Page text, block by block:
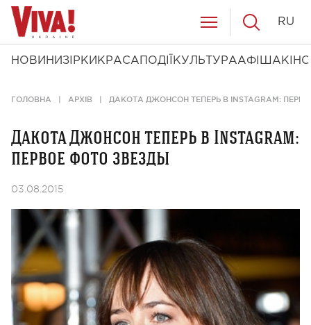
НОВИНИ ЗІРКИ КРАСА ПОДІЇ КУЛЬТУРААФІША КІНО
RU
ГОЛОВНА АРХІВ ДАКОТА ДЖОНСОН ТЕПЕРЬ В INSTAGRAM:
Дакота Джонсон теперь в Instagram:
первое фото звезды
03.08.2015